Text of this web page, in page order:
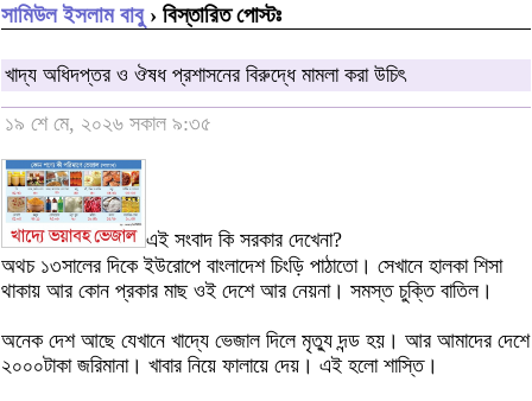
সামিউল ইসলাম বাবু› বিস্তারিত পোস্টঃ
খাদ্য অধিদপ্তর ও ঔষধ প্রশাসনের বিরুদ্ধে মামলা করা উচিৎ
১৯ শে মে, ২০২৬ সকাল ৯:৩৫
এই সংবাদ কি সরকার দেখেনা?
অথচ ১৩সালের দিকে ইউরোপে বাংলাদেশ চিংড়ি পাঠাতো। সেখানে হালকা শিসা
থাকায় আর কোন প্রকার মাছ ওই দেশে আর নেয়না। সমস্ত চুক্তি বাতিল।
অনেক দেশ আছে যেখানে খাদ্যে ভেজাল দিলে মৃত্যু দন্ড হয়। আর আমাদের দেশে
২০০০টাকা জরিমানা। খাবার নিয়ে ফালায়ে দেয়। এই হলো শাস্তি।